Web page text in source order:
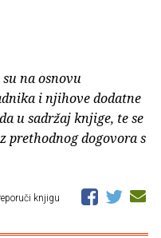
na osnovu
i njihove dodatne
u sadržaj knjige, te se
prethodnog dogovora s
knjigu